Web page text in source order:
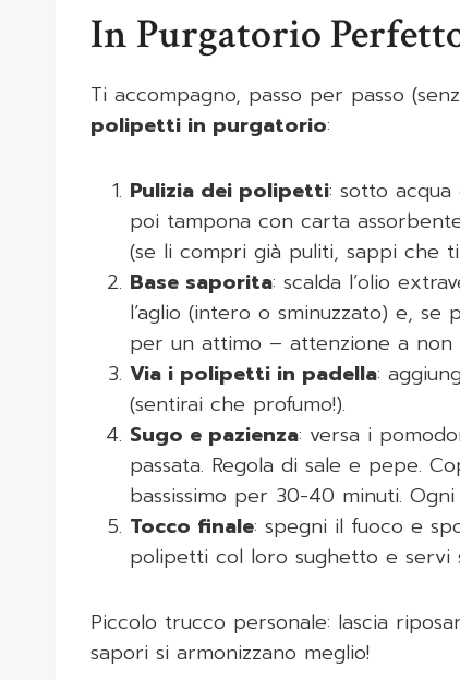
In Purgatorio
Ti accompagno, passo per passo
polipetti in purgatorio:
Pulizia dei polipetti: sotto
poi tampona con carta
(se li compri già puliti, sappi che ti
Base saporita: scalda l’olio
l’aglio (intero o sminuzzato) e,
per un attimo – attenzione a non
Via i polipetti in padella:
(sentirai che profumo!).
Sugo e pazienza: versa i
passata. Regola di sale e pepe.
bassissimo per 30-40 minuti.
Tocco finale: spegni il fuoco e
polipetti col loro sughetto e servi
Piccolo trucco personale: lascia
sapori si armonizzano meglio!